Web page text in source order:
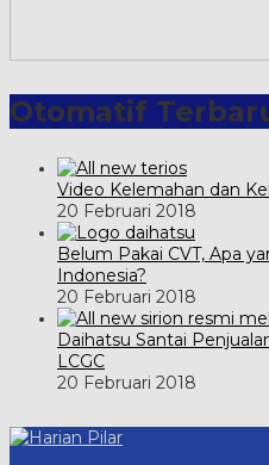
Otomatif
Video Kelemahan dan
20 Februari 2018
Belum Pakai CVT, Apa
Indonesia?
20 Februari 2018
Daihatsu Santai
LCGC
20 Februari 2018